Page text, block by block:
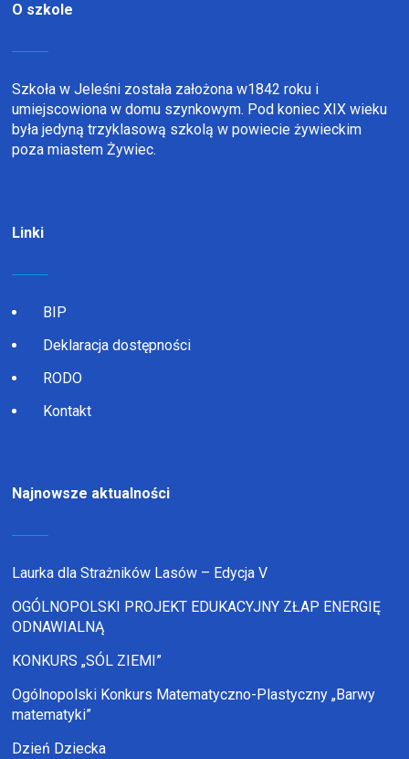
O szkole
Szkoła w Jeleśni została założona w1842 roku i
umiejscowiona w domu szynkowym. Pod koniec XIX wieku
była jedyną trzyklasową szkolą w powiecie żywieckim
poza miastem Żywiec.
Linki
BIP
Deklaracja dostępności
RODO
Kontakt
Najnowsze aktualności
Laurka dla Strażników Lasów – Edycja V
OGÓLNOPOLSKI PROJEKT EDUKACYJNY ZŁAP ENERGIĘ
ODNAWIALNĄ
KONKURS „SÓL ZIEMI”
Ogólnopolski Konkurs Matematyczno-Plastyczny „Barwy
matematyki”
Dzień Dziecka